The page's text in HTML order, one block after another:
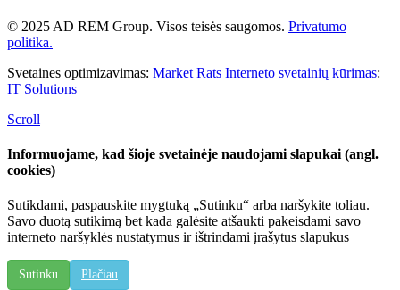
© 2025 AD REM Group. Visos teisės saugomos. Privatumo
politika.
Svetaines optimizavimas: Market Rats Interneto svetainių kūrimas:
IT Solutions
Scroll
Informuojame, kad šioje svetainėje naudojami slapukai (angl.
cookies)
Sutikdami, paspauskite mygtuką „Sutinku“ arba naršykite toliau.
Savo duotą sutikimą bet kada galėsite atšaukti pakeisdami savo
interneto naršyklės nustatymus ir ištrindami įrašytus slapukus
Sutinku Plačiau